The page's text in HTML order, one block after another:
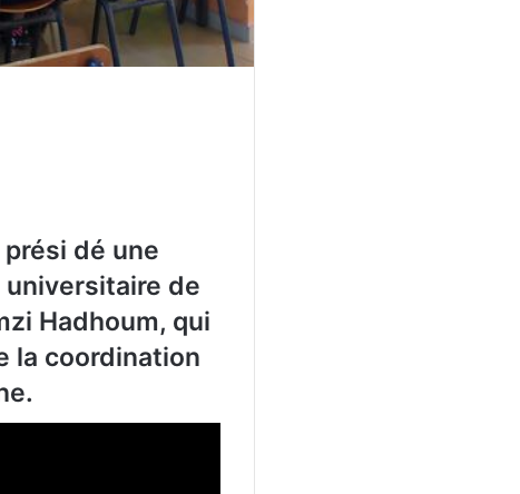
dé une
de
Hadhoum, qui
la coordination